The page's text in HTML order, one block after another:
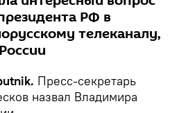
РФ в
телеканалу,
Пресс-секретарь
назвал Владимира